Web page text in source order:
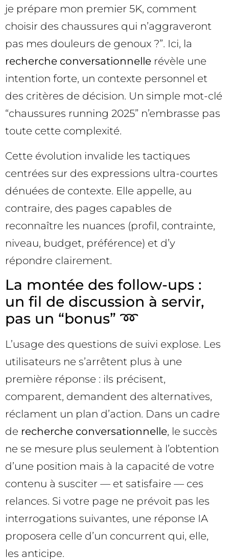
je prépare mon premier 5K, comment
choisir des chaussures qui n’aggraveront
pas mes douleurs de genoux ?”. Ici, la
recherche conversationnelle révèle une
intention forte, un contexte personnel et
des critères de décision. Un simple mot-clé
“chaussures running 2025” n’embrasse pas
toute cette complexité.
Cette évolution invalide les tactiques
centrées sur des expressions ultra-courtes
dénuées de contexte. Elle appelle, au
contraire, des pages capables de
reconnaître les nuances (profil, contrainte,
niveau, budget, préférence) et d’y
répondre clairement.
La montée des follow-ups :
un fil de discussion à servir,
pas un “bonus” ➿
L’usage des questions de suivi explose. Les
utilisateurs ne s’arrêtent plus à une
première réponse : ils précisent,
comparent, demandent des alternatives,
réclament un plan d’action. Dans un cadre
de recherche conversationnelle, le succès
ne se mesure plus seulement à l’obtention
d’une position mais à la capacité de votre
contenu à susciter — et satisfaire — ces
relances. Si votre page ne prévoit pas les
interrogations suivantes, une réponse IA
proposera celle d’un concurrent qui, elle,
les anticipe.